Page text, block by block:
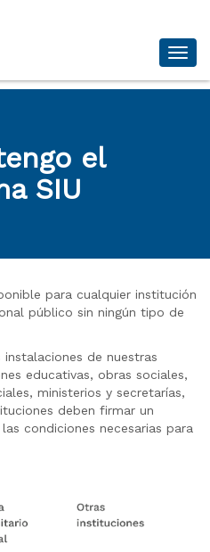
el
SIU
para cualquier institución
público sin ningún tipo de
instalaciones de nuestras
educativas, obras sociales,
ministerios y secretarías,
deben firmar un
condiciones necesarias para